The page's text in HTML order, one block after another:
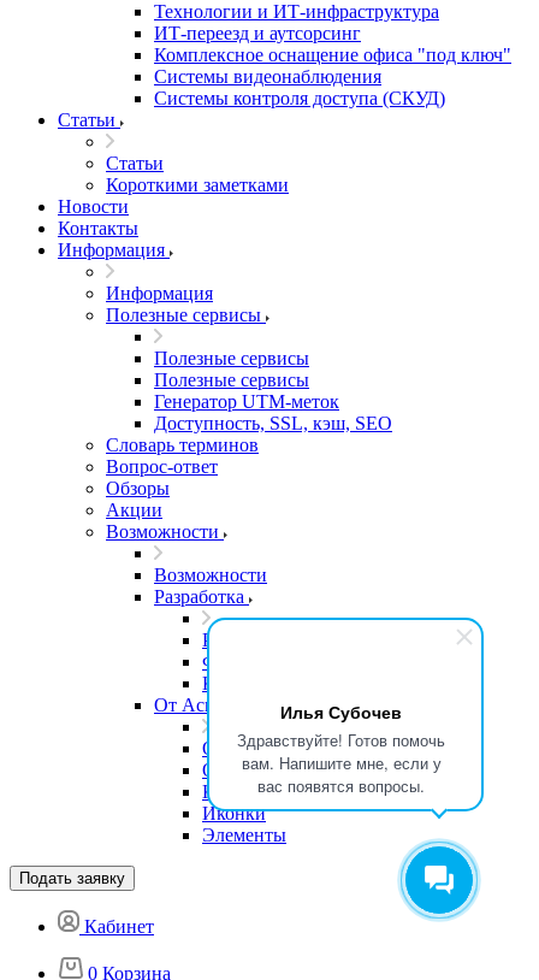
Илья Субочев
Здравствуйте! Готов помочь
вам. Напишите мне, если у
вас появятся вопросы.
Технологии и ИТ-инфраструктура
ИТ-переезд и аутсорсинг
Комплексное оснащение офиса "под ключ"
Системы видеонаблюдения
Системы контроля доступа (СКУД)
Статьи
Статьи
Короткими заметками
Новости
Контакты
Информация
Информация
Полезные сервисы
Полезные сервисы
Полезные сервисы
Генератор UTM‑меток
Доступность, SSL, кэш, SEO
Словарь терминов
Вопрос-ответ
Обзоры
Акции
Возможности
Возможности
Разработка
Разработка
Формы для сайта
Клиентам
От Аспро
От Аспро
Оформление
Кнопки
Иконки
Элементы
Подать заявку
Кабинет
0 Корзина